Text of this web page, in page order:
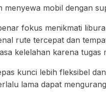
mobil dengan
fokus menikmati
rute tercepat dan
kelelahan karena tugas
kunci lebih fleksibel
lama dapat